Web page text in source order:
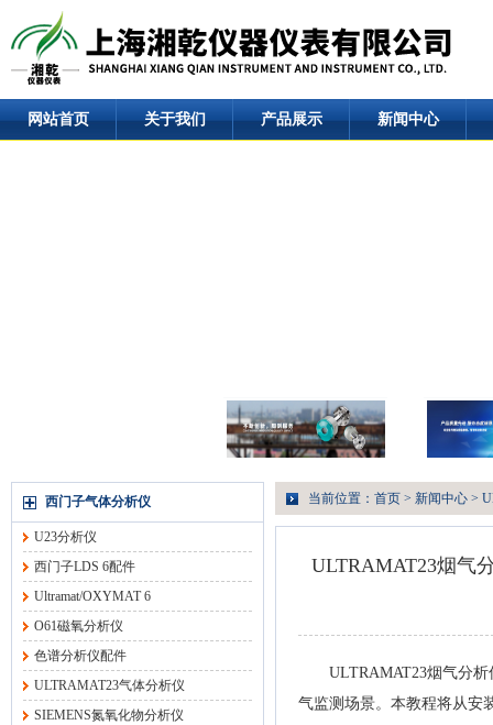
网站首页 关于我们 产品展示 新闻中心
西门子气体分析仪
U23分析仪
西门子LDS 6配件
Ultramat/OXYMAT 6
O61磁氧分析仪
色谱分析仪配件
ULTRAMAT23气体分析仪
SIEMENS氮氧化物分析仪
当前位置： 首页 > 新闻中心 >
ULTRAMAT23烟气
ULTRAMAT23烟气分析
气监测场景。本教程将从安